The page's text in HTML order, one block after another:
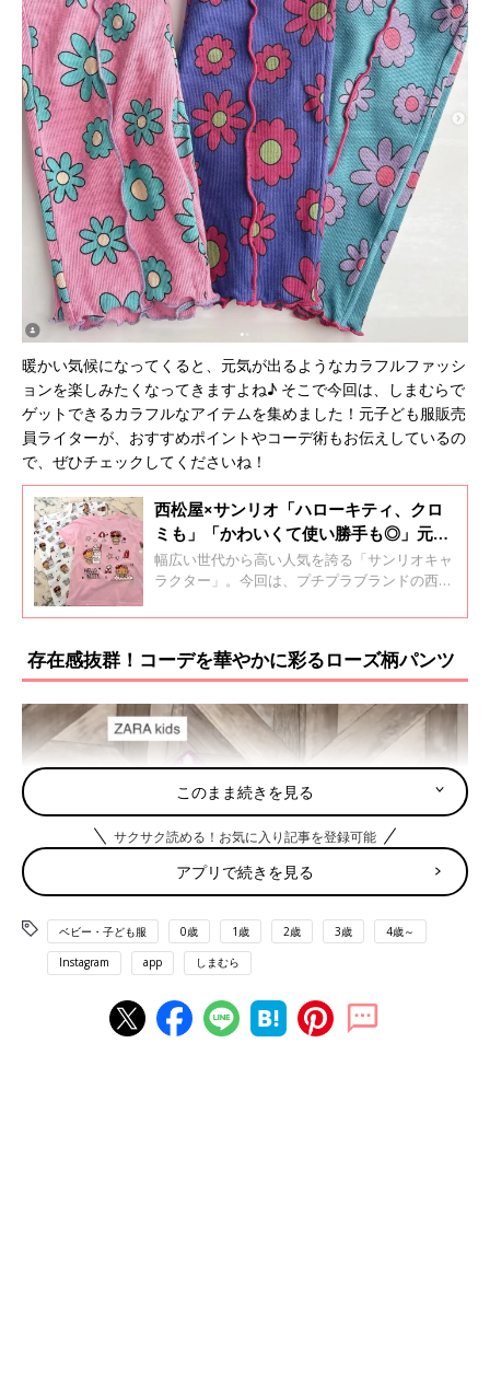
暖かい気候になってくると、元気が出るようなカラフルファッシ
ョンを楽しみたくなってきますよね♪ そこで今回は、しまむらで
ゲットできるカラフルなアイテムを集めました！元子ども服販売
員ライターが、おすすめポイントやコーデ術もお伝えしているの
で、ぜひチェックしてくださいね！
西松屋×サンリオ「ハローキティ、クロ
ミも」「かわいくて使い勝手も◎」元子
ども服販売員ライターおすすめ★人気ア
イテム5選
幅広い世代から高い人気を誇る「サンリオキャ
ラクター」。今回は、プチプラブランドの西松
を集めました！元子ども服販売員ライターが、
ているので、ぜひチェックしてくださいね♪
存在感抜群！コーデを華やかに彩るローズ柄パンツ
このまま続きを見る
サクサク読める！お気に入り記事を登録可能
アプリで続きを見る
ベビー・子ども服 0歳 1歳 2歳 3歳 4歳～
Instagram app しまむら